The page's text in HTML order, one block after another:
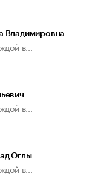
Владимировна
в...
в...
Оглы
в...